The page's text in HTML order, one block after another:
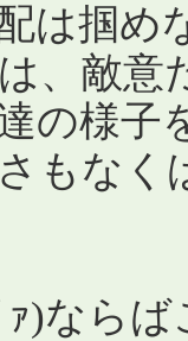
は掴め
、敵意
の様子
もなく
)なら